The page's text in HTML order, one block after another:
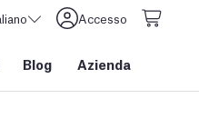
Accesso
Blog Azienda